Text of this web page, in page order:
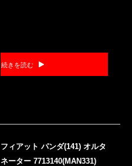
続きを読む
フィアット パンダ(141) オルタ
ネーター 7713140(MAN331)